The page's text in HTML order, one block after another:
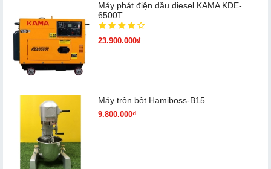
Máy phát điện dầu diesel KAMA KDE-
6500T
23.900.000₫
Máy trộn bột Hamiboss-B15
9.800.000₫